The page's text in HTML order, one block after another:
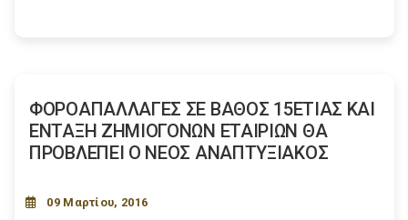
ΦΟΡΟΑΠΑΛΛΑΓΕΣ ΣΕ ΒΑΘΟΣ 15ΕΤΙΑΣ ΚΑΙ
ΕΝΤΑΞΗ ΖΗΜΙΟΓΟΝΩΝ ΕΤΑΙΡΙΩΝ ΘΑ
ΠΡΟΒΛΕΠΕΙ Ο ΝΕΟΣ ΑΝΑΠΤΥΞΙΑΚΟΣ
09 Μαρτίου, 2016